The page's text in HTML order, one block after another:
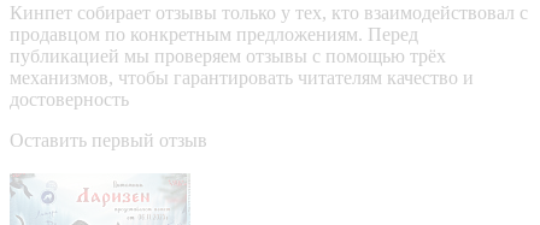
Кинпет собирает отзывы только у тех, кто взаимодействовал с
продавцом по конкретным предложениям. Перед
публикацией мы проверяем отзывы с помощью трёх
механизмов, чтобы гарантировать читателям качество и
достоверность
Оставить первый отзыв